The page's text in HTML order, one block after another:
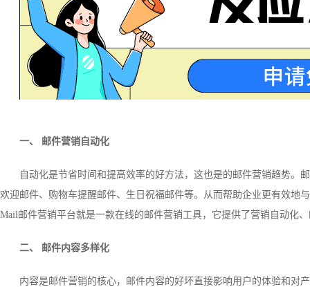
一、 邮件营销自动化
自动化是节省时间和提高效率的好方法，这也是的邮件营销趋势。
欢迎邮件、购物车提醒邮件、生日祝福邮件等。从而帮助企业更有效地
Mail邮件营销平台就是一款在线的邮件营销工具，它提供了营销自动化
二、 邮件内容多样化
内容是邮件营销的核心，邮件内容的好坏直接影响用户的体验和对